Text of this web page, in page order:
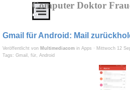
Direkt zum Seiteninhalt
Menü überspringen
IT
Service
A
Computer Doktor
Gmail für Android: Mail
Veröffentlicht von Multimediacom in Apps · Mittwoch 12
Tags: Gmail , für, Android